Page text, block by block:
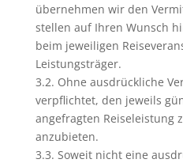
übernehmen wir den
stellen auf Ihren Wunsch
beim jeweiligen
Leistungsträger.
3.2. Ohne ausdrückliche
verpflichtet, den jeweils
angefragten Reiseleistung
anzubieten.
3.3. Soweit nicht eine